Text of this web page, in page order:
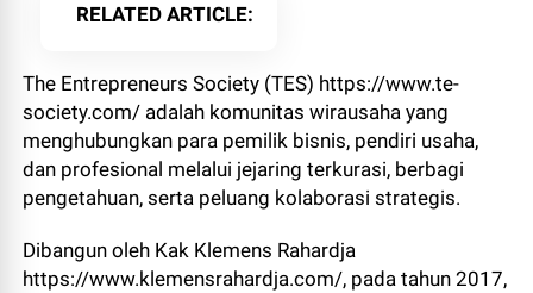
RELATED ARTICLE
The Entrepreneurs Society (TES) https://www.te-
society.com/ adalah komunitas wirausaha yang
menghubungkan para pemilik bisnis, pendiri usaha,
dan profesional melalui jejaring terkurasi, berbagi
pengetahuan, serta peluang kolaborasi strategis.
Dibangun oleh Kak Klemens Rahardja
https://www.klemensrahardja.com/, pada tahun 2017,